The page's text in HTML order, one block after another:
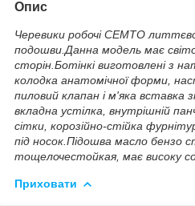
Опис
Черевики робочі CEMTO
подошви.Данна модель має
сторін.Ботінкі виготовлені з
колодка анатомічної форми,
пиловий клапан і м'яка вставка
вкладна устілка, внутрішній
сітки, корозійно-стійка
під носок.Підошва масло бензо
тощелочестойкая, має високу
Приховати